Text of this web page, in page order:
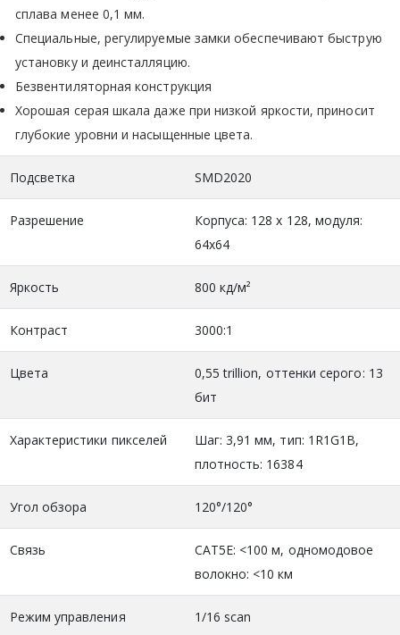
сплава менее 0,1 мм.
Специальные, регулируемые замки обеспечивают быструю
установку и деинсталляцию.
Безвентиляторная конструкция
Хорошая серая шкала даже при низкой яркости, приносит
глубокие уровни и насыщенные цвета.
Подсветка SMD2020
Разрешение
Корпуса: 128 х 128, модуля:
64x64
Яркость 800 кд/м²
Контраст 3000:1
Цвета
0,55 trillion, оттенки серого: 13
бит
Характеристики пикселей
Шаг: 3,91 мм, тип: 1R1G1B,
плотность: 16384
Угол обзора 120°/120°
Связь
CAT5E: <100 м, одномодовое
волокно: <10 км
Режим управления 1/16 scan